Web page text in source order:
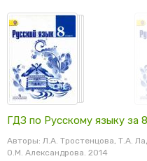
ГДЗ по Русскому языку за
Авторы: Л.А. Тростенцова, Т.А.
О.М. Александрова. 2014